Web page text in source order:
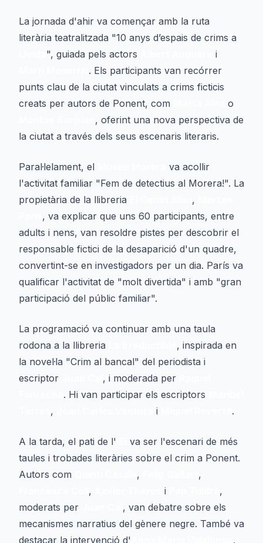
La jornada d'ahir va començar amb la ruta
literària teatralitzada "10 anys d’espais de crims a
", guiada pels actors
i
. Els participants van recórrer
punts clau de la ciutat vinculats a crims ficticis
creats per autors de Ponent, com
o
, oferint una nova perspectiva de
la ciutat a través dels seus escenaris literaris.
Paral·lelament, el
va acollir
l'activitat familiar "Fem de detectius al Morera!". La
propietària de la llibreria
,
, va explicar que uns 60 participants, entre
adults i nens, van resoldre pistes per descobrir el
responsable fictici de la desaparició d'un quadre,
convertint-se en investigadors per un dia. París va
qualificar l'activitat de "molt divertida" i amb "gran
participació del públic familiar".
La programació va continuar amb una taula
rodona a la llibreria
, inspirada en
la novel·la "Crim al bancal" del periodista i
escriptor
, i moderada per
. Hi van participar els escriptors
, i .
A la tarda, el pati de l'
va ser l'escenari de més
taules i trobades literàries sobre el crim a Ponent.
Autors com
,
,
, i
,
moderats per
, van debatre sobre els
mecanismes narratius del gènere negre. També va
destacar la intervenció d'
,